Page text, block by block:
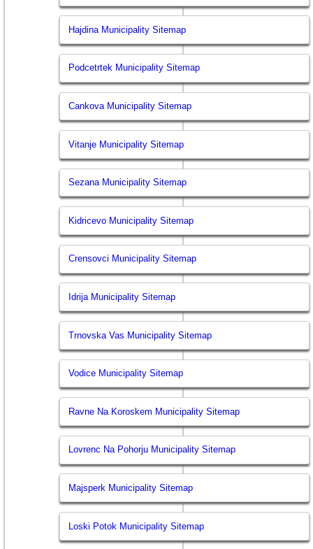
Hajdina Municipality Sitemap
Podcetrtek Municipality Sitemap
Cankova Municipality Sitemap
Vitanje Municipality Sitemap
Sezana Municipality Sitemap
Kidricevo Municipality Sitemap
Crensovci Municipality Sitemap
Idrija Municipality Sitemap
Trnovska Vas Municipality Sitemap
Vodice Municipality Sitemap
Ravne Na Koroskem Municipality Sitemap
Lovrenc Na Pohorju Municipality Sitemap
Majsperk Municipality Sitemap
Loski Potok Municipality Sitemap